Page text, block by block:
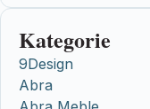
Kategorie
9Design
Abra